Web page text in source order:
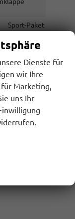
Sport-Paket
rechts
Heckantrieb
Dienste für
wir Ihre
Marketing,
uns Ihr